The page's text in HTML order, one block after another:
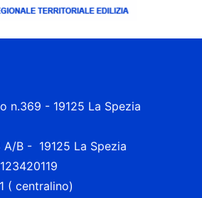
n.369 - 19125 La Spezia
A/B - 19125 La Spezia
( centralino)